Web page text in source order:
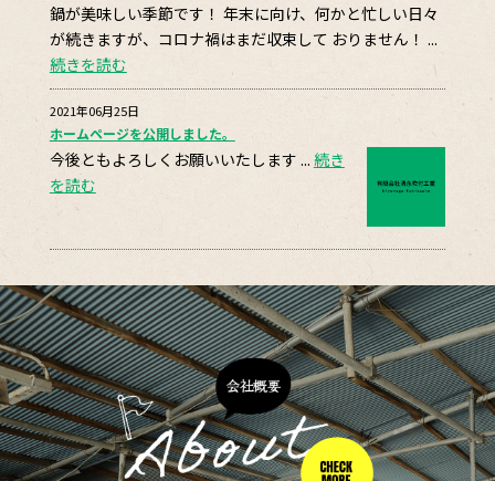
鍋が美味しい季節です！ 年末に向け、何かと忙しい日々
が続きますが、コロナ禍はまだ収束して おりません！ ...
続きを読む
2021年06月25日
ホームページを公開しました。
今後ともよろしくお願いいたします ... 続き
を読む